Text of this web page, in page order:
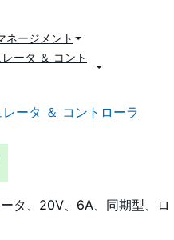
ネージメント
ータ ＆ コント
ータ ＆ コントローラ
タ、20V、6A、同期型、ロ